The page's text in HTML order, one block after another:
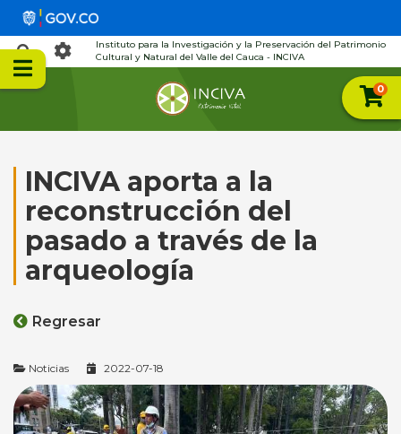
Instituto para la Investigación y la Preservación del Patrimonio
Cultural y Natural del Valle del Cauca - INCIVA
0
INCIVA aporta a la
reconstrucción del
pasado a través de la
arqueología
Regresar
Noticias 2022-07-18